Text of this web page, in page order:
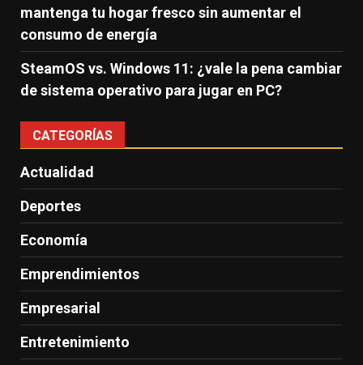
mantenga tu hogar fresco sin aumentar el
consumo de energía
SteamOS vs. Windows 11: ¿vale la pena cambiar
de sistema operativo para jugar en PC?
CATEGORÍAS
Actualidad
Deportes
Economía
Emprendimientos
Empresarial
Entretenimiento